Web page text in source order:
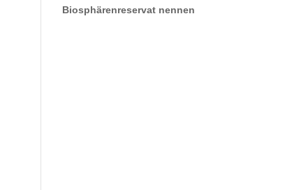
Biosphärenreservat nennen